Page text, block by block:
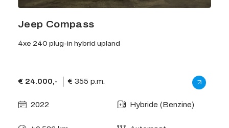
Jeep Compass
4xe 240 plug-in hybrid upland
€ 24.000,- € 355 p.m.
2022 Hybride (Benzine)